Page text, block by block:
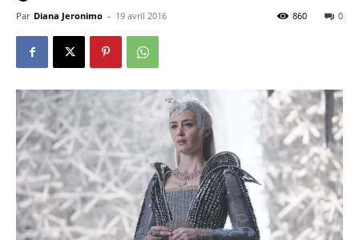
Par Diana Jeronimo - 19 avril 2016 0
860